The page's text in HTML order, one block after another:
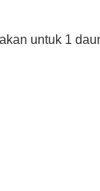
untuk 1